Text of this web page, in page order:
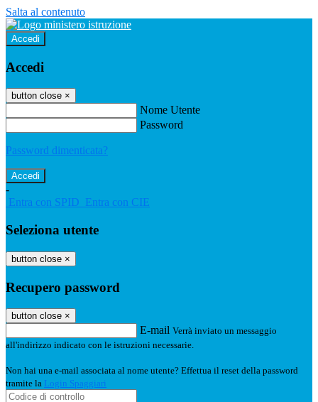
Salta al contenuto
Accedi
Accedi
button close ×
Nome Utente
Password
Password dimenticata?
-
Entra con SPID Entra con CIE
Seleziona utente
button close ×
Recupero password
button close ×
E-mail Verrà inviato un messaggio
all'indirizzo indicato con le istruzioni necessarie.
Non hai una e-mail associata al nome utente? Effettua il reset della password
tramite la Login Spaggiari